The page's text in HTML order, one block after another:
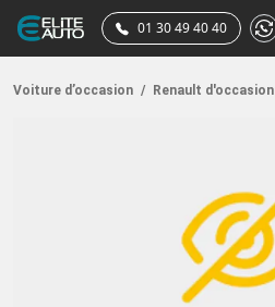
01 30 49 40 40
Voiture d’occasion / Renault d'occasion